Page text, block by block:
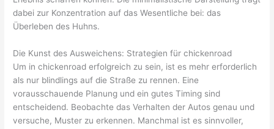
dabei zur Konzentration auf das Wesentliche bei: das
Überleben des Huhns.
Die Kunst des Ausweichens: Strategien für chickenroad
Um in chickenroad erfolgreich zu sein, ist es mehr erforderlich
als nur blindlings auf die Straße zu rennen. Eine
vorausschauende Planung und ein gutes Timing sind
entscheidend. Beobachte das Verhalten der Autos genau und
versuche, Muster zu erkennen. Manchmal ist es sinnvoller,